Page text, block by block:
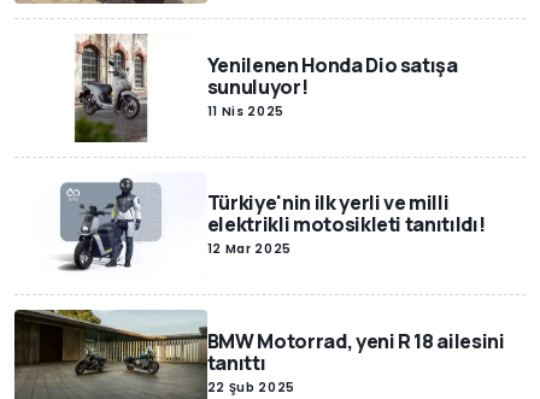
Yenilenen Honda Dio satışa
sunuluyor!
11 Nis 2025
Türkiye'nin ilk yerli ve milli
elektrikli motosikleti tanıtıldı!
12 Mar 2025
BMW Motorrad, yeni R 18 ailesini
tanıttı
22 Şub 2025